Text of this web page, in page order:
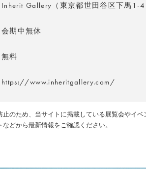
Inherit Gallery（東京都世田谷区下馬1-
会期中無休
無料
https://www.inheritgallery.com/
のため、当サイトに掲載している展覧会やイ
どから最新情報をご確認ください。